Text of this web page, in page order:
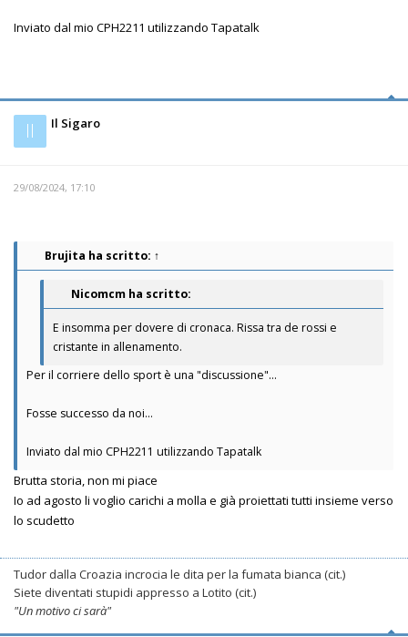
Inviato dal mio CPH2211 utilizzando Tapatalk
Il Il Sigaro
29/08/2024, 17:10
Brujita ha scritto: ↑
Nicomcm ha scritto:
E insomma per dovere di cronaca. Rissa tra de rossi e
cristante in allenamento.
Per il corriere dello sport è una "discussione"...
Fosse successo da noi...
Inviato dal mio CPH2211 utilizzando Tapatalk
Brutta storia, non mi piace
Io ad agosto li voglio carichi a molla e già proiettati tutti insieme verso
lo scudetto
Tudor dalla Croazia incrocia le dita per la fumata bianca (cit.)
Siete diventati stupidi appresso a Lotito (cit.)
"Un motivo ci sarà"